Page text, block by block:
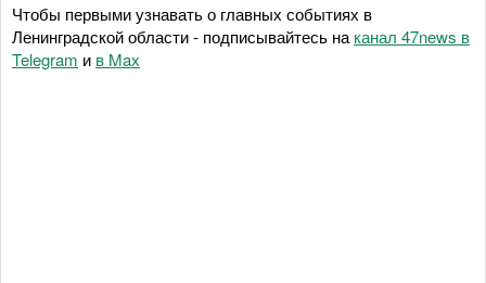
Чтобы первыми узнавать о главных событиях в
Ленинградской области - подписывайтесь на канал 47news в
Telegram и в Maх